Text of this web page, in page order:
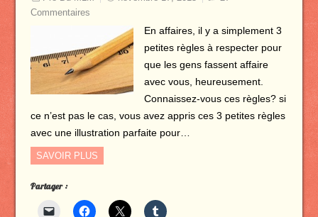
Commentaires
En affaires, il y a simplement 3
petites règles à respecter pour
que les gens fassent affaire
avec vous, heureusement.
Connaissez-vous ces règles? si
ce n’est pas le cas, vous avez appris ces 3 petites règles
avec une illustration parfaite pour…
SAVOIR PLUS
Partager :